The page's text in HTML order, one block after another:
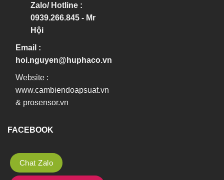
Zalo/ Hotline :
0939.266.845 - Mr
Hội
Email :
hoi.nguyen@huphaco.vn
Website :
www.cambiendoapsuat.vn
& prosensor.vn
FACEBOOK
Chat Zalo